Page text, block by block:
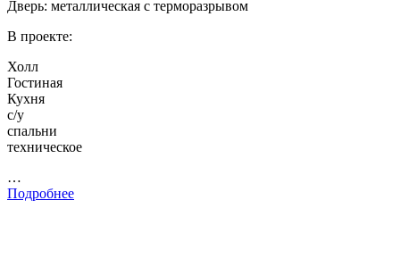
Дверь: металлическая с терморазрывом
В проекте:
Холл
Гостиная
Кухня
с/у
спальни
техническое
…
Подробнее